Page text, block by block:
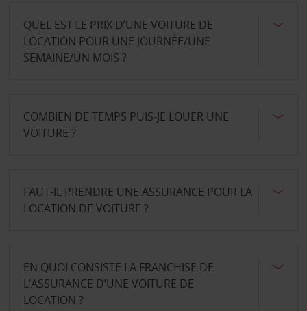
QUEL EST LE PRIX D’UNE VOITURE DE
LOCATION POUR UNE JOURNÉE/UNE
SEMAINE/UN MOIS ?
COMBIEN DE TEMPS PUIS-JE LOUER UNE
VOITURE ?
FAUT-IL PRENDRE UNE ASSURANCE POUR LA
LOCATION DE VOITURE ?
EN QUOI CONSISTE LA FRANCHISE DE
L’ASSURANCE D’UNE VOITURE DE
LOCATION ?